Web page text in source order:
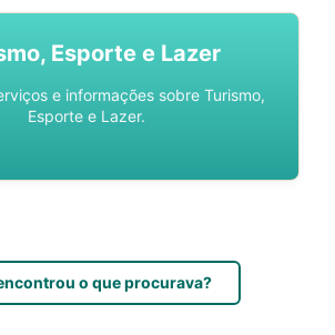
Esporte e Lazer
e informações sobre Turismo,
Esporte e Lazer.
o que procurava?